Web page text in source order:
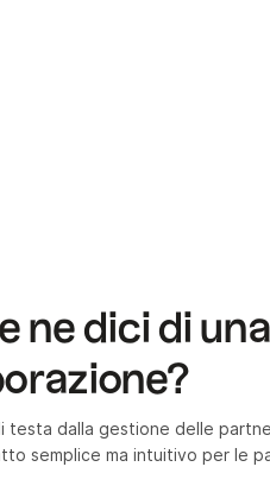
ne dici di una
testa dalla gestione delle
semplice ma intuitivo per le